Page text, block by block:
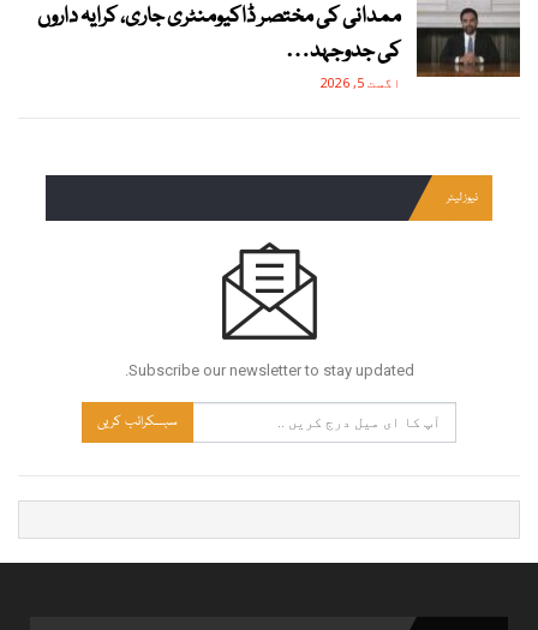
ممدانی کی مختصر ڈاکیومنٹری جاری، کرایہ داروں
کی جدوجہد…
اگست 5, 2026
نیوز لیٹر
Subscribe our newsletter to stay updated.
سبسکرائب کریں